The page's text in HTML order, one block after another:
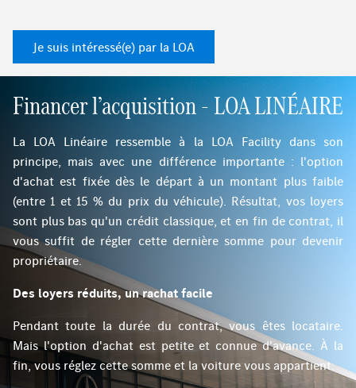
Je suis intéressé(e) par la LOA
Financer l’acquisition - LOA LINÉAIRE
La LOA Linéaire ressemble à la LOA Facility dans son
principe, mais avec une différence importante : l'option
d'achat est fixée dès le départ à un montant plus faible
(entre 1 et 15 % du prix du véhicule). Résultat, vos loyers
sont plus bas qu'un crédit classique, et en fin de contrat, il
vous suffit de régler cette dernière somme pour devenir
propriétaire.
Des loyers réduits, un rachat facile
Pendant toute la durée du contrat, vous êtes locataire.
Mais l'option d'achat est petite et connue d'avance. À la
fin, vous réglez cette somme et la voiture vous appartient.